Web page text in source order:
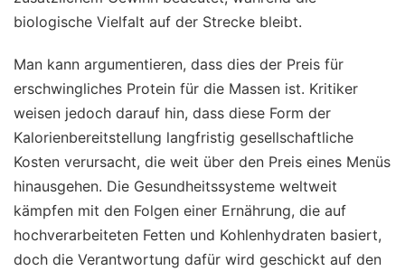
biologische Vielfalt auf der Strecke bleibt.
Man kann argumentieren, dass dies der Preis für
erschwingliches Protein für die Massen ist. Kritiker
weisen jedoch darauf hin, dass diese Form der
Kalorienbereitstellung langfristig gesellschaftliche
Kosten verursacht, die weit über den Preis eines Menüs
hinausgehen. Die Gesundheitssysteme weltweit
kämpfen mit den Folgen einer Ernährung, die auf
hochverarbeiteten Fetten und Kohlenhydraten basiert,
doch die Verantwortung dafür wird geschickt auf den